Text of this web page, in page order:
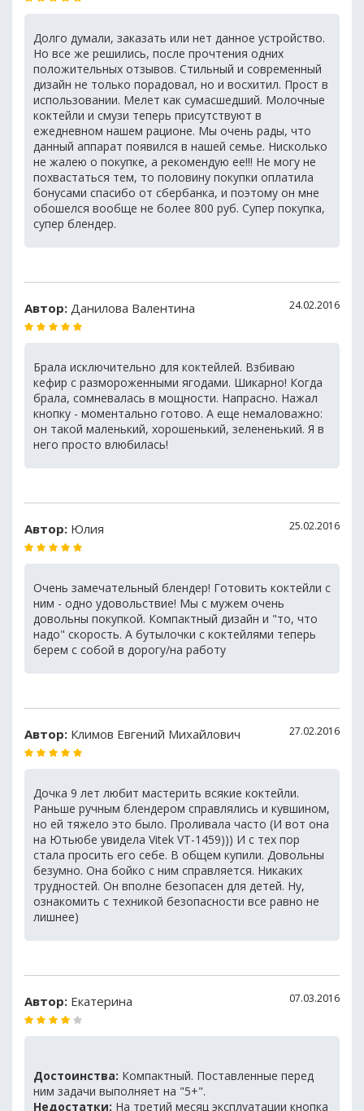
Долго думали, заказать или нет данное устройство.
Но все же решились, после прочтения одних
положительных отзывов. Стильный и современный
дизайн не только порадовал, но и восхитил. Прост в
использовании. Мелет как сумасшедший. Молочные
коктейли и смузи теперь присутствуют в
ежедневном нашем рационе. Мы очень рады, что
данный аппарат появился в нашей семье. Нисколько
не жалею о покупке, а рекомендую ее!!! Не могу не
похвастаться тем, то половину покупки оплатила
бонусами спасибо от сбербанка, и поэтому он мне
обошелся вообще не более 800 руб. Супер покупка,
супер блендер.
Автор: Данилова Валентина 24.02.2016
Брала исключительно для коктейлей. Взбиваю
кефир с размороженными ягодами. Шикарно! Когда
брала, сомневалась в мощности. Напрасно. Нажал
кнопку - моментально готово. А еще немаловажно:
он такой маленький, хорошенький, зелененький. Я в
него просто влюбилась!
Автор: Юлия 25.02.2016
Очень замечательный блендер! Готовить коктейли с
ним - одно удовольствие! Мы с мужем очень
довольны покупкой. Компактный дизайн и "то, что
надо" скорость. А бутылочки с коктейлями теперь
берем с собой в дорогу/на работу
Автор: Климов Евгений Михайлович 27.02.2016
Дочка 9 лет любит мастерить всякие коктейли.
Раньше ручным блендером справлялись и кувшином,
но ей тяжело это было. Проливала часто (И вот она
на Ютьюбе увидела Vitek VT-1459))) И с тех пор
стала просить его себе. В общем купили. Довольны
безумно. Она бойко с ним справляется. Никаких
трудностей. Он вполне безопасен для детей. Ну,
ознакомить с техникой безопасности все равно не
лишнее)
Автор: Екатерина 07.03.2016
Достоинства: Компактный. Поставленные перед
ним задачи выполняет на "5+".
Недостатки: На третий месяц эксплуатации кнопка